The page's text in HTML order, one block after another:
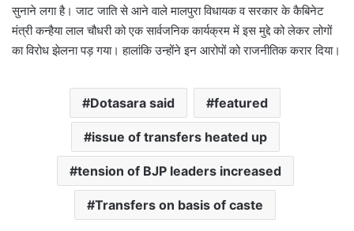
सुनाने लगा है। जाट जाति से आने वाले मालपुरा विधायक व सरकार के कैबिनेट
मंत्री कन्हैया लाल चौधरी को एक सार्वजनिक कार्यक्रम में इस मुद्दे को लेकर लोगों
का विरोध झेलना पड़ गया। हालांकि उन्होंने इन आरोपों को राजनीतिक करार दिया।
Dotasara said featured
issue of transfers heated up
tension of BJP leaders increased
Transfers on basis of caste